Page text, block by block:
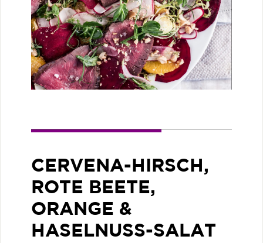
CERVENA-HIRSCH,
ROTE BEETE,
ORANGE &
HASELNUSS-SALAT